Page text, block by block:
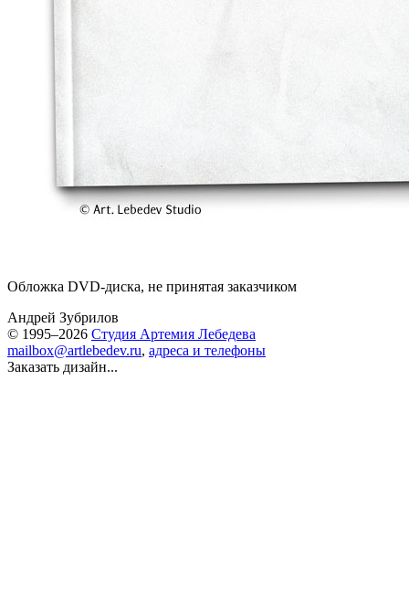
Обложка DVD-диска, не принятая заказчиком
Андрей Зубрилов
© 1995–2026 Студия Артемия Лебедева
mailbox@artlebedev.ru, адреса и телефоны
Заказать дизайн...